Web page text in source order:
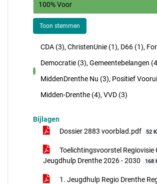
100% Voor
Toon stemmen
voor
CDA (3), ChristenUnie (1), D66 (1),
Democratie (3), Gemeentebelangen
MiddenDrenthe Nu (3), Positief
Midden-Drenthe (4), VVD (3)
Bijlagen
Dossier 2883 voorblad.pdf
52
Toelichtingsvoorstel Regiovisie
Jeugdhulp Drenthe 2026 - 2030
168
1. Jeugdhulp Regio Drenthe